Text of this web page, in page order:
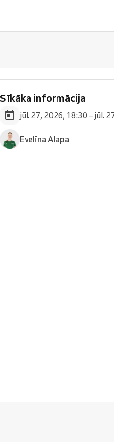
Sīkāka informācija
jūl. 27, 2026, 18:30 – jūl.
Evelīna Alapa